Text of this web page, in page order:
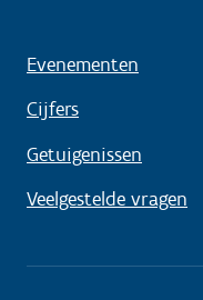
Evenementen
Cijfers
Getuigenissen
Veelgestelde vragen